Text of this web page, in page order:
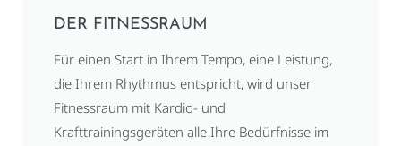
DER FITNESSRAUM
Für einen Start in Ihrem Tempo, eine Leistung,
die Ihrem Rhythmus entspricht, wird unser
Fitnessraum mit Kardio- und
Krafttrainingsgeräten alle Ihre Bedürfnisse im